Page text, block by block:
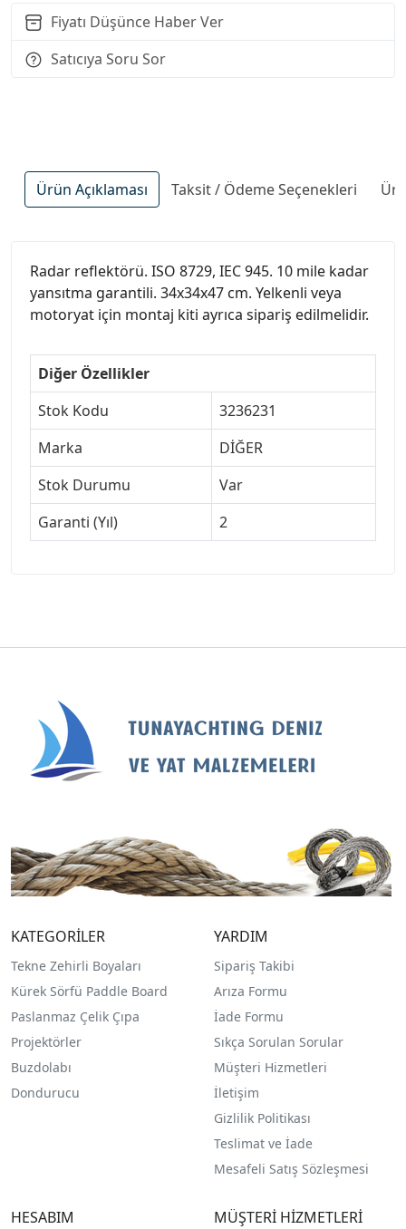
Fiyatı Düşünce Haber Ver
Satıcıya Soru Sor
Ürün Açıklaması Taksit / Ödeme Seçenekleri
Radar reflektörü. ISO 8729, IEC 945. 10 mile kadar
yansıtma garantili. 34x34x47 cm. Yelkenli veya
motoryat için montaj kiti ayrıca sipariş edilmelidir.
Diğer Özellikler
Stok Kodu
3236231
Marka
DİĞER
Stok Durumu
Var
Garanti (Yıl)
2
KATEGORİLER
Tekne Zehirli Boyaları
Kürek Sörfü Paddle Board
Paslanmaz Çelik Çıpa
Projektörler
Buzdolabı
Dondurucu
YARDIM
Sipariş Takibi
Arıza Formu
İade Formu
Sıkça Sorulan Sorular
Müşteri Hizmetleri
İletişim
Gizlilik Politikası
Teslimat ve İade
Mesafeli Satış Sözleşmesi
HESABIM MÜŞTERİ HİZMETLERİ